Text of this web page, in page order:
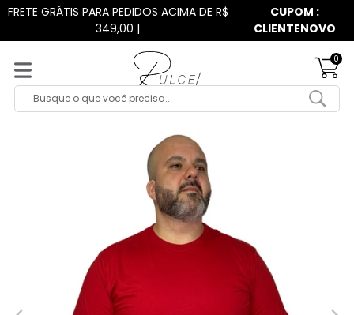
Pular
o
conteúdo
FRETE GRÁTIS PARA PEDIDOS ACIMA DE R$
349,00 |
CUPOM :
CLIENTENOVO
0